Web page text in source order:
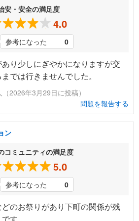
安・安全の満足度
4.0
参考になった 0
り少しにぎやかになりますが交
では行きませんでした。
2026年3月29日に投稿）
問題を報告する
ン
コミュニティの満足度
5.0
参考になった 0
のお祭りがあり下町の関係が残